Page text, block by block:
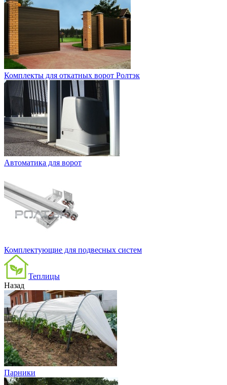
Комплекты для откатных ворот Ролтэк
Автоматика для ворот
Комплектующие для подвесных систем
Теплицы
Назад
Парники